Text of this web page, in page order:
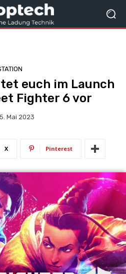
euch im Launch
Fighter 6 vor
Mai 2023
X Pinterest